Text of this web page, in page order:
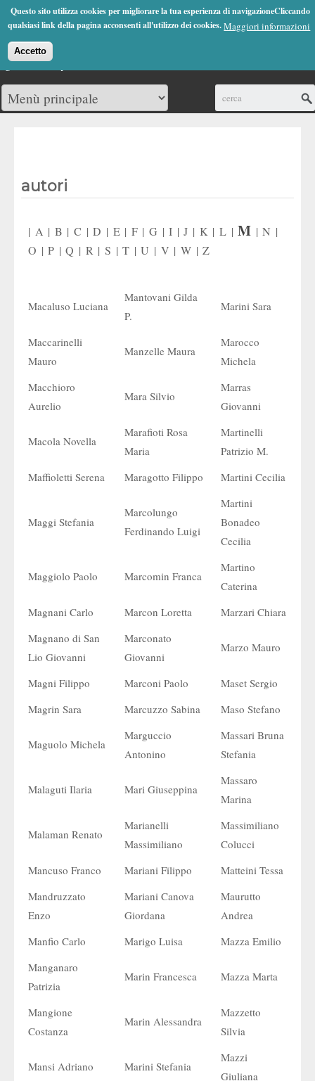
Questo sito utilizza cookies per migliorare la tua esperienza di navigazioneCliccando
qualsiasi link della pagina acconsenti all'utilizzo dei cookies.Maggiori informazioni
Accetto
Jump to Navigation
(0)
autori
| A | B |C |D | E | F |G |I |J | K | L |M |N |
O |P |Q | R | S |T |U | V | W |Z
Macaluso Luciana
Mantovani Gilda
P.
Marini Sara
Maccarinelli
Mauro
Manzelle Maura
Marocco
Michela
Macchioro
Aurelio
Mara Silvio
Marras
Giovanni
Macola Novella
Marafioti Rosa
Maria
Martinelli
Patrizio M.
Maffioletti Serena
Maragotto Filippo Martini Cecilia
Maggi Stefania
Marcolungo
Ferdinando Luigi
Martini
Bonadeo
Cecilia
Maggiolo Paolo Marcomin Franca
Martino
Caterina
Magnani Carlo
Marcon Loretta
Marzari Chiara
Magnano di San
Lio Giovanni
Marconato
Giovanni
Marzo Mauro
Magni Filippo Marconi Paolo
Maset Sergio
Magrin Sara
Marcuzzo Sabina Maso Stefano
Maguolo Michela
Marguccio
Antonino
Massari Bruna
Stefania
Malaguti Ilaria Mari Giuseppina
Massaro
Marina
Malaman Renato
Marianelli
Massimiliano
Massimiliano
Colucci
Mancuso Franco
Mariani Filippo
Matteini Tessa
Mandruzzato
Enzo
Mariani Canova
Giordana
Maurutto
Andrea
Manfio Carlo
Marigo Luisa
Mazza Emilio
Manganaro
Patrizia
Marin Francesca Mazza Marta
Mangione
Costanza
Marin Alessandra
Mazzetto
Silvia
Mansi Adriano Marini Stefania
Mazzi
Giuliana